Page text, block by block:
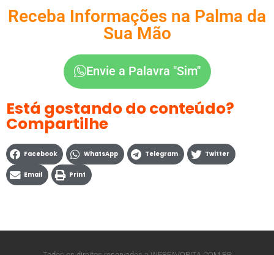
Receba Informações na Palma da
Sua Mão
Envie a Palavra "Sim"
Está gostando do conteúdo?
Compartilhe
Facebook WhatsApp Telegram Twitter
Email Print